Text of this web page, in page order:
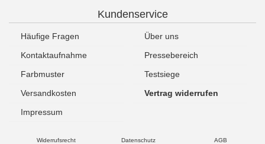
Kundenservice
Häufige Fragen
Über uns
Kontaktaufnahme
Pressebereich
Farbmuster
Testsiege
Versandkosten
Vertrag widerrufen
Impressum
Widerrufsrecht Datenschutz AGB